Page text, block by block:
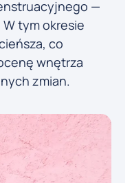
—
tym okresie
co
wnętrza
zmian.